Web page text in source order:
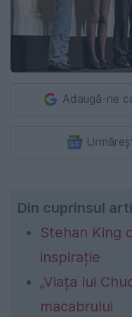
Adaugă-ne
Din cuprinsul
Stehan King
inspirație
„Viața lui
macabrului